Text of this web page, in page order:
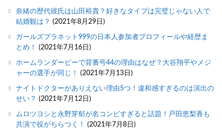
奈緒の歴代彼氏は山田裕貴？好きなタイプは完璧じゃない人で
結婚観は？ (2021年8月29日)
ガールズプラネット999の日本人参加者プロフィールや経歴ま
とめ！
(2021年7月16日)
ホームランダービーで背番号44の理由はなぜ？大谷翔平やメジ
ャーの選手が同じ！
(2021年7月13日)
ナイトドクターがありえない理由5つ！違和感すぎるのは演出の
せい？ (2021年7月12日)
ムロツヨシと永野芽郁が名コンビすぎると話題！戸田恵梨香も
共演で役がちらつく！
(2021年7月8日)